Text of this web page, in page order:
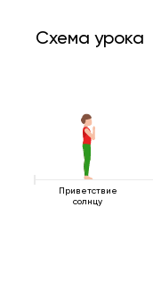
Схема урока
Приветствие
солнцу